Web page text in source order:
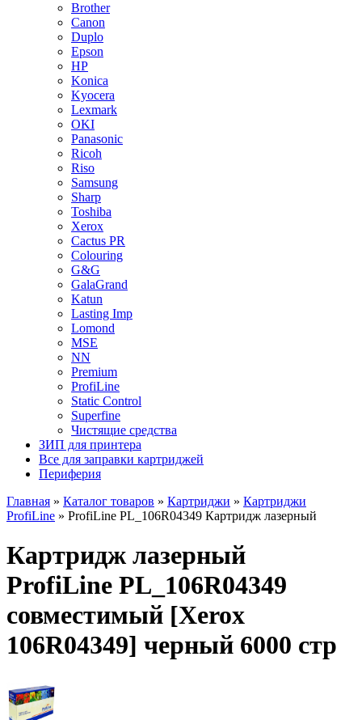
Brother
Canon
Duplo
Epson
HP
Konica
Kyocera
Lexmark
OKI
Panasonic
Ricoh
Riso
Samsung
Sharp
Toshiba
Xerox
Cactus PR
Colouring
G&G
GalaGrand
Katun
Lasting Imp
Lomond
MSE
NN
Premium
ProfiLine
Static Control
Superfine
Чистящие средства
ЗИП для принтера
Все для заправки картриджей
Периферия
Главная » Каталог товаров » Картриджи » Картриджи
ProfiLine » ProfiLine PL_106R04349 Картридж лазерный
Картридж лазерный
ProfiLine PL_106R04349
совместимый [Xerox
106R04349] черный 6000 стр